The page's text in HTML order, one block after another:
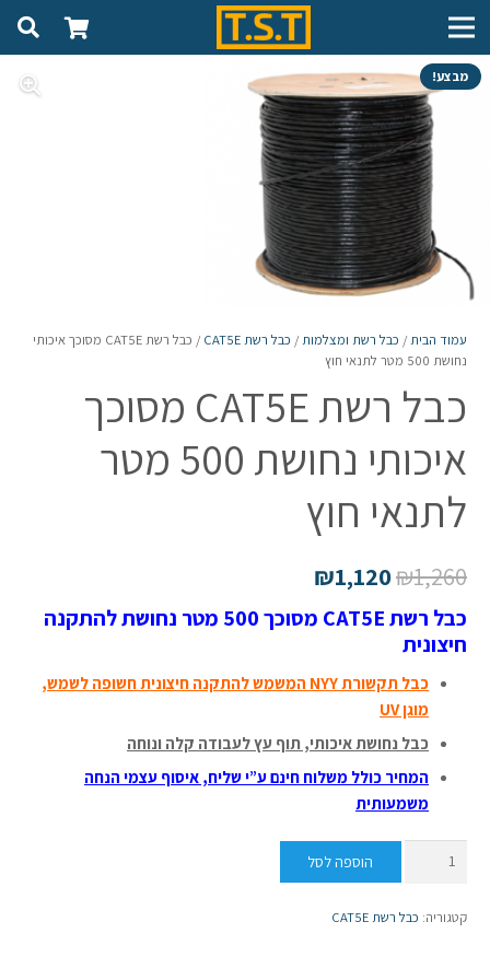
מבצע!
עמוד הבית/ כבל רשת ומצלמות/ כבל רשת CAT5E
/ כבל רשת CAT5E מסוכך איכותי
נחושת 500 מטר לתנאי חוץ
כבל רשת CAT5E מסוכך
איכותי נחושת 500 מטר
לתנאי חוץ
₪1,260
₪1,120
כבל רשת CAT5E מסוכך 500 מטר נחושת להתקנה
חיצונית
כבל תקשורת NYY המשמש להתקנה חיצונית חשופה לשמש,
מוגן UV
כבל נחושת איכותי, תוף עץ לעבודה קלה ונוחה
המחיר כולל משלוח חינם ע”י שליח, איסוף עצמי הנחה
משמעותית
כמות
רשת
הוספה לסל
קטגוריה: כבל רשת CAT5E